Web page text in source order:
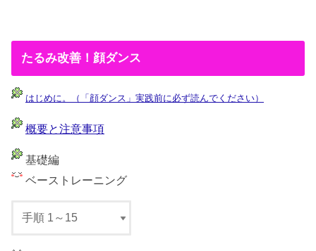
たるみ改善！顔ダンス
はじめに。（「顔ダンス」実践前に必ず読んでください）
概要と注意事項
基礎編
ベーストレーニング